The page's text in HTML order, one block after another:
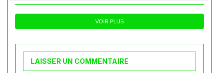
VOIR PLUS
LAISSER UN COMMENTAIRE